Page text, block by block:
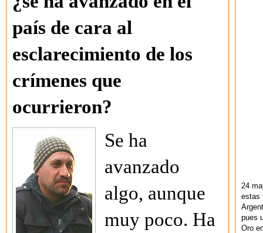
país de cara al
esclarecimiento de los
crímenes que
ocurrieron?
Se ha
avanzado
algo, aunque
muy poco. Ha
24
estas
pues
Oro